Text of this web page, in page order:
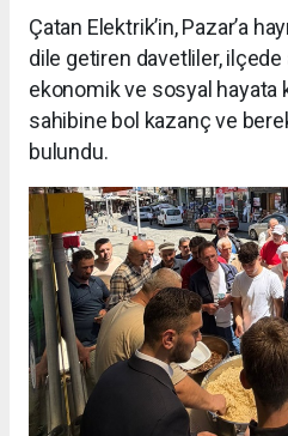
Çatan Elektrik’in, Pazar’a
dile getiren davetliler,
ekonomik ve sosyal hayata
sahibine bol kazanç ve
bulundu.